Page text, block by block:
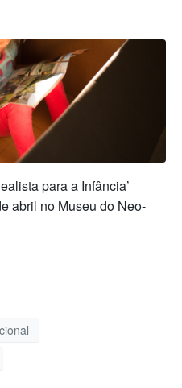
para a Infância’
abril no Museu do Neo-